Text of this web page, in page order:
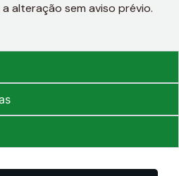
alteração sem aviso prévio.